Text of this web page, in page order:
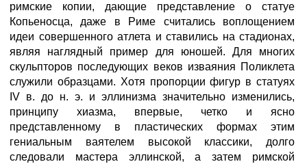
римские копии, дающие представление о статуе
Копьеносца, даже в Риме считались воплощением
идеи совершенного атлета и ставились на стадионах,
являя наглядный пример для юношей. Для многих
скульпторов последующих веков изваяния Поликлета
служили образцами. Хотя пропорции фигур в статуях
IV в. до н. э. и эллинизма значительно изменились,
принципу хиазма, впервые, четко и ясно
представленному в пластических формах этим
гениальным ваятелем высокой классики, долго
следовали мастера эллинской, а затем римской